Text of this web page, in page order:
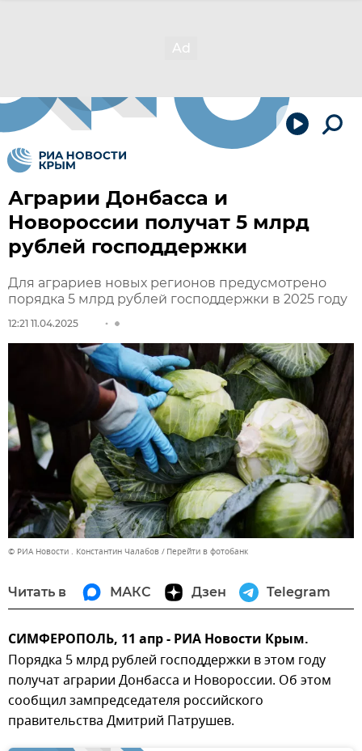
Аграрии Донбасса и
Новороссии получат 5 млрд
рублей господдержки
Для аграриев новых регионов предусмотрено
порядка 5 млрд рублей господдержки в 2025 году
12:21 11.04.2025
© РИА Новости . Константин Чалабов Перейти в фотобанк
Читать в МАКС Дзен Telegram
СИМФЕРОПОЛЬ, 11 апр - РИА Новости Крым.
Порядка 5 млрд рублей господдержки в этом году
получат аграрии Донбасса и Новороссии. Об этом
сообщил зампредседателя российского
правительства Дмитрий Патрушев.